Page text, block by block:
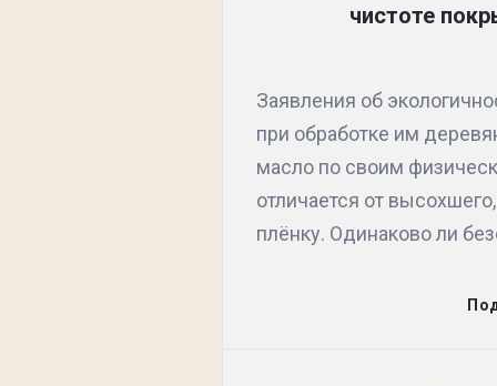
а
т
е
й
чистоте
Заявления об
при обработке им
масло по своим
отличается от
плёнку. Одинаково ли